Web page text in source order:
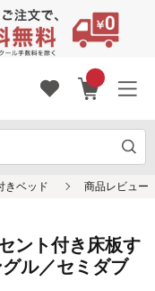
ント付き床板す
ル／セミダブ